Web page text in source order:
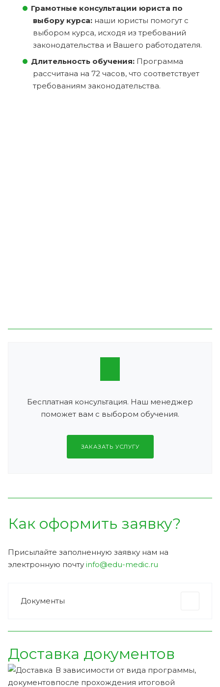
Грамотные консультации юриста по
выбору курса: наши юристы помогут с
выбором курса, исходя из требований
законодательства и Вашего работодателя.
Длительность обучения: Программа
рассчитана на 72 часов, что соответствует
требованиям законодательства.
Бесплатная консультация. Наш менеджер
поможет вам с выбором обучения.
ЗАКАЗАТЬ УСЛУГУ
Как оформить заявку?
Присылайте заполненную заявку нам на
электронную почту info@edu-medic.ru
Документы
Доставка документов
В зависимости от вида программы,
после прохождения итоговой